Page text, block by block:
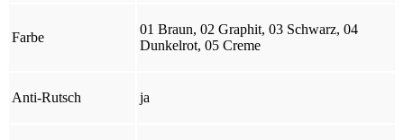
Farbe
01 Braun, 02 Graphit, 03 Schwarz, 04
Dunkelrot, 05 Creme
Anti-Rutsch ja